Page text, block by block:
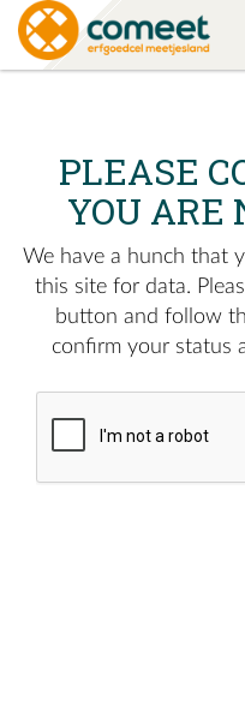
PLEASE
YOU ARE
We have a hunch that
this site for data.
button and follow
confirm your status